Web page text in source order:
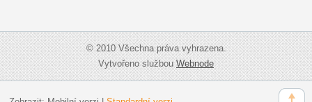
© 2010 Všechna práva vyhrazena.
Vytvořeno službouWebnode